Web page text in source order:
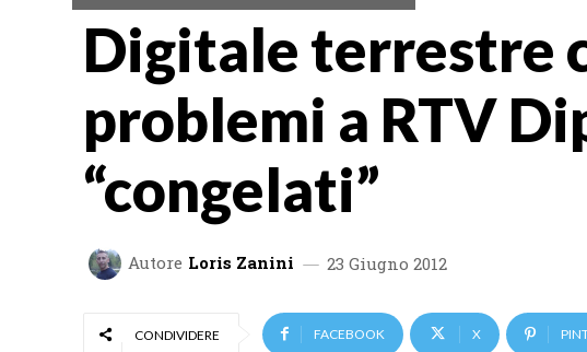
Digitale terrestre
problemi a RTV
“congelati”
Autore Loris Zanini 23 Giugno 2012
CONDIVIDERE FACEBOOK X